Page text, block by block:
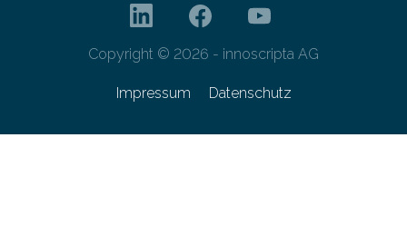
Copyright © 2026 - innoscripta AG
Impressum Datenschutz